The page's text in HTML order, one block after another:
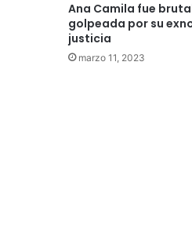
Ana Camila fue
golpeada por su
justicia
marzo 11, 2023